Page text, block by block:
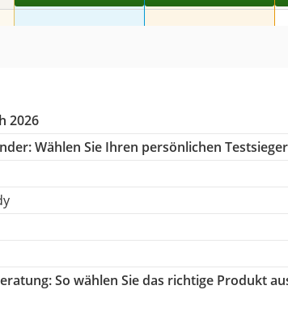
2026
Wählen Sie Ihren persönlichen
: So wählen Sie das richtige Produkt